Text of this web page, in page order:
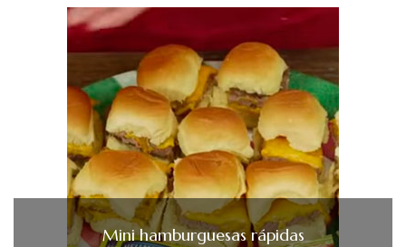
Mini hamburguesas rápidas